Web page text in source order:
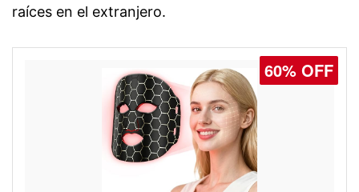
raíces en el extranjero.
60% OFF
77% OFF